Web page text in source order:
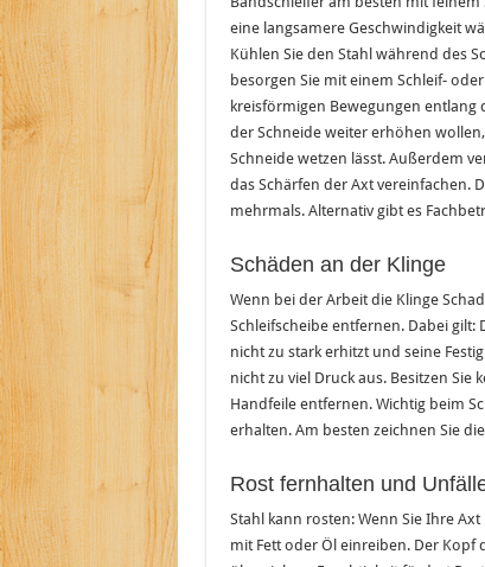
eine langsamere Geschwindigkeit
Kühlen Sie den Stahl während des
besorgen Sie mit einem Schleif-
kreisförmigen Bewegungen entlang
der Schneide weiter erhöhen
Schneide wetzen lässt. Außerdem
das Schärfen der Axt vereinfachen.
mehrmals. Alternativ gibt es
Schäden an der Klinge
Wenn bei der Arbeit die Klinge
Schleifscheibe entfernen. Dabei gilt:
nicht zu stark erhitzt und seine
nicht zu viel Druck aus. Besitzen Sie
Handfeile entfernen. Wichtig beim
erhalten. Am besten zeichnen Sie
Rost fernhalten und
Stahl kann rosten: Wenn Sie Ihre
mit Fett oder Öl einreiben. Der Kopf